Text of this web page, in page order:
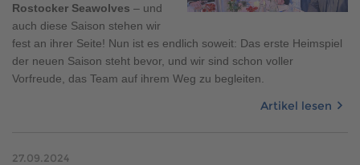
Rostocker Seawolves – und
auch diese Saison stehen wir
fest an ihrer Seite! Nun ist es endlich soweit: Das erste Heimspiel
der neuen Saison steht bevor, und wir sind schon voller
Vorfreude, das Team auf ihrem Weg zu begleiten.
Artikel lesen
27.09.2024